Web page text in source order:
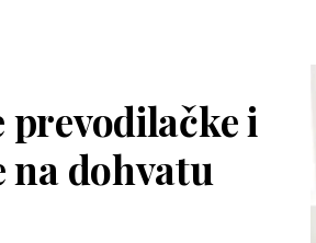
prevodilačke i
na dohvatu